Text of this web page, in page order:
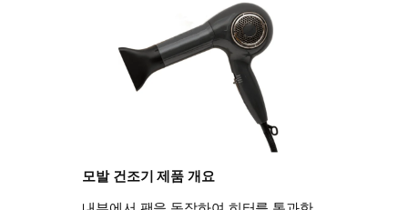
모발 건조기 제품 개요